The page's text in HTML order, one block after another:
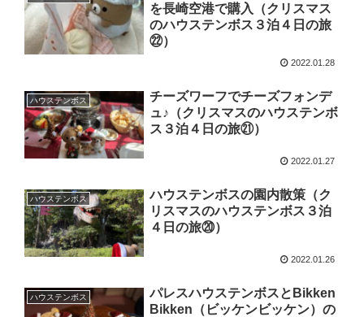
を長崎空港で購入（クリスマス
のハウステンボス３泊４日の旅
㉒）
2022.01.28
ハウステンボス
チーズワーフでチーズフォンデ
ュ♪（クリスマスのハウステンボ
ス３泊４日の旅㉑）
2022.01.27
ハウステンボス
ハウステンボスの園内散策（ク
リスマスのハウステンボス３泊
４日の旅⑳）
2022.01.26
ハウステンボス
パレスハウステンボスとBikken
Bikken（ビッケンビッケン）の